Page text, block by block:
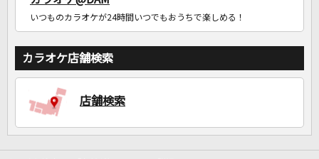
いつものカラオケが24時間いつでもおうちで楽しめる！
カラオケ店舗検索
店舗検索